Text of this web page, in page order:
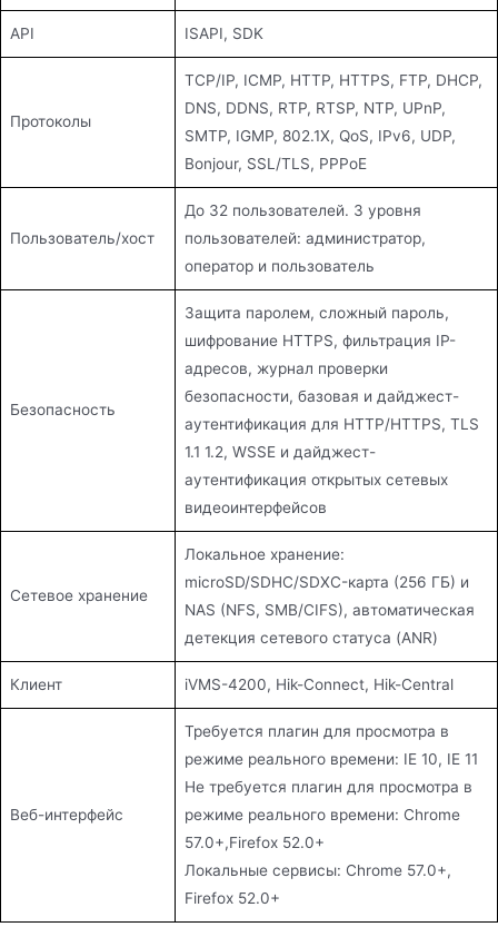
API ISAPI, SDK
Протоколы
TCP/IP, ICMP, HTTP, HTTPS, FTP, DHCP,
DNS, DDNS, RTP, RTSP, NTP, UPnP,
SMTP, IGMP, 802.1X, QoS, IPv6, UDP,
Bonjour, SSL/TLS, PPPoE
Пользователь/хост
До 32 пользователей. 3 уровня
пользователей: администратор,
оператор и пользователь
Безопасность
Защита паролем, сложный пароль,
шифрование HTTPS, фильтрация IP-
адресов, журнал проверки
безопасности, базовая и дайджест-
аутентификация для HTTP/HTTPS, TLS
1.1 1.2, WSSE и дайджест-
аутентификация открытых сетевых
видеоинтерфейсов
Сетевое хранение
Локальное хранение:
microSD/SDHC/SDXC-карта (256 ГБ) и
NAS (NFS, SMB/CIFS), автоматическая
детекция сетевого статуса (ANR)
Клиент iVMS-4200, Hik-Connect, Hik-Central
Веб-интерфейс
Требуется плагин для просмотра в
режиме реального времени: IE 10, IE 11
Не требуется плагин для просмотра в
режиме реального времени: Chrome
57.0+,Firefox 52.0+
Локальные сервисы: Chrome 57.0+,
Firefox 52.0+